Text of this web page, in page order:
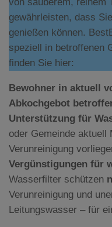
gewährleisten, dass
genießen können.
speziell in betroffenen
finden Sie hier:
Bewohner in aktuell
Abkochgebot
Unterstützung für
oder Gemeinde aktuell
Verunreinigung
Vergünstigungen für
Wasserfilter schützen
Verunreinigung und
Leitungswasser – für